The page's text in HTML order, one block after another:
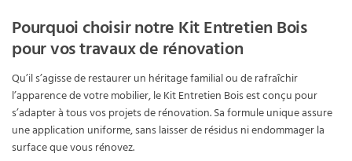
Pourquoi choisir notre Kit Entretien Bois
pour vos travaux de rénovation
Qu’il s’agisse de restaurer un héritage familial ou de rafraîchir
l’apparence de votre mobilier, le Kit Entretien Bois est conçu pour
s’adapter à tous vos projets de rénovation. Sa formule unique assure
une application uniforme, sans laisser de résidus ni endommager la
surface que vous rénovez.